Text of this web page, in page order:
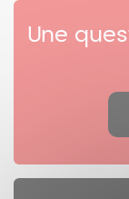
Une